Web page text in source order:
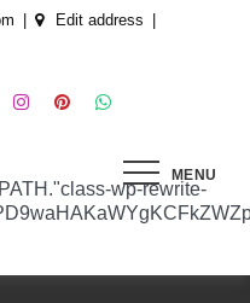
Edit address
MENU